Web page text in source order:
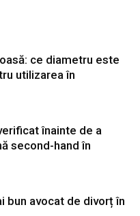
ce diametru este
utilizarea în
înainte de a
second-hand în
bun avocat de divorț în